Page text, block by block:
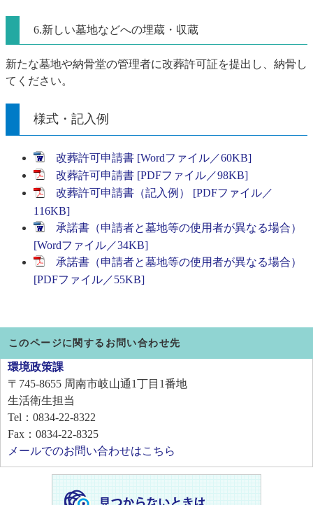
6.新しい墓地などへの埋蔵・収蔵
新たな墓地や納骨堂の管理者に改葬許可証を提出し、納骨し
てください。
様式・記入例
改葬許可申請書 [Wordファイル／60KB]
改葬許可申請書 [PDFファイル／98KB]
改葬許可申請書（記入例） [PDFファイル／
116KB]
承諾書（申請者と墓地等の使用者が異なる場合）
[Wordファイル／34KB]
承諾書（申請者と墓地等の使用者が異なる場合）
[PDFファイル／55KB]
このページに関するお問い合わせ先
環境政策課
〒745-8655 周南市岐山通1丁目1番地
生活衛生担当
Tel：0834-22-8322
Fax：0834-22-8325
メールでのお問い合わせはこちら